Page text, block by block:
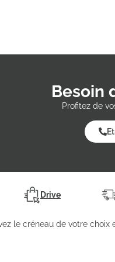
Besoin
Profitez de
Drive
le créneau de votre